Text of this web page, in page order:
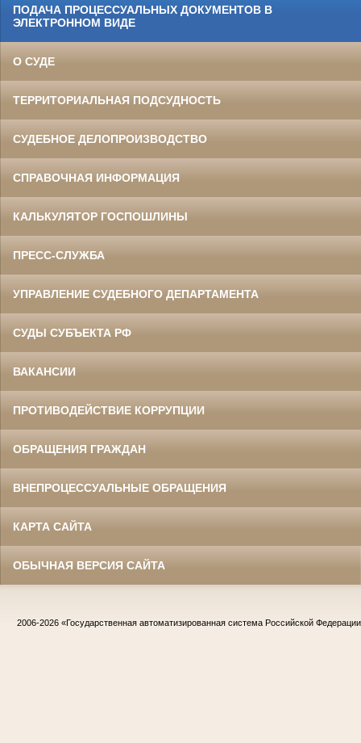
ПОДАЧА ПРОЦЕССУАЛЬНЫХ ДОКУМЕНТОВ В
ЭЛЕКТРОННОМ ВИДЕ
О СУДЕ
ТЕРРИТОРИАЛЬНАЯ ПОДСУДНОСТЬ
СУДЕБНОЕ ДЕЛОПРОИЗВОДСТВО
СПРАВОЧНАЯ ИНФОРМАЦИЯ
КАЛЬКУЛЯТОР ГОСПОШЛИНЫ
ПРЕСС-СЛУЖБА
УПРАВЛЕНИЕ СУДЕБНОГО ДЕПАРТАМЕНТА
СУДЫ СУБЪЕКТА РФ
ВАКАНСИИ
ПРОТИВОДЕЙСТВИЕ КОРРУПЦИИ
ОБРАЩЕНИЯ ГРАЖДАН
ВНЕПРОЦЕССУАЛЬНЫЕ ОБРАЩЕНИЯ
КАРТА САЙТА
ОБЫЧНАЯ ВЕРСИЯ САЙТА
2006-2026 «Государственная автоматизированная система Российской